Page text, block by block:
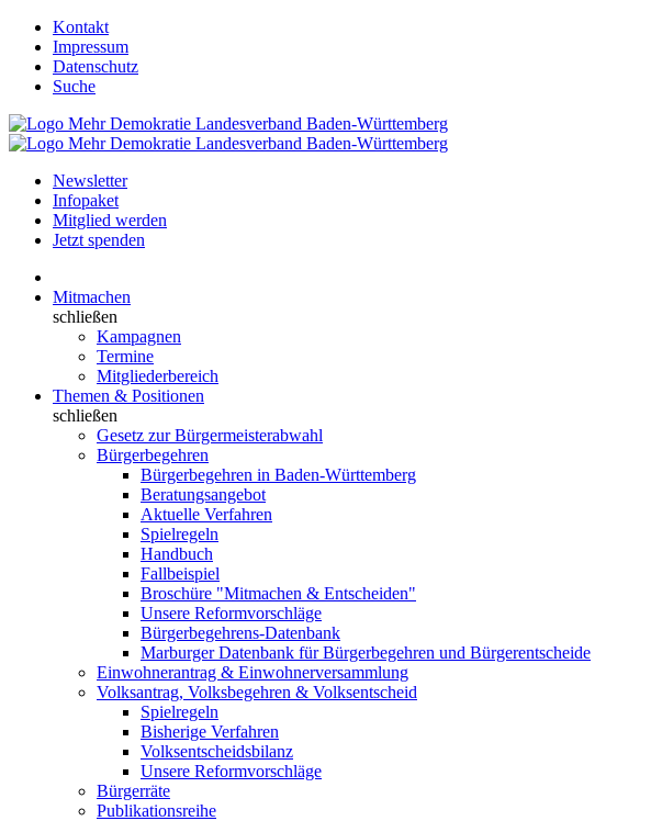
Kontakt
Impressum
Datenschutz
Suche
Newsletter
Infopaket
Mitglied werden
Jetzt spenden
Mitmachen
schließen
Kampagnen
Termine
Mitgliederbereich
Themen & Positionen
schließen
Gesetz zur Bürgermeisterabwahl
Bürgerbegehren
Bürgerbegehren in Baden-Württemberg
Beratungsangebot
Aktuelle Verfahren
Spielregeln
Handbuch
Fallbeispiel
Broschüre "Mitmachen & Entscheiden"
Unsere Reformvorschläge
Bürgerbegehrens-Datenbank
Marburger Datenbank für Bürgerbegehren und Bürgerentscheide
Einwohnerantrag & Einwohnerversammlung
Volksantrag, Volksbegehren & Volksentscheid
Spielregeln
Bisherige Verfahren
Volksentscheidsbilanz
Unsere Reformvorschläge
Bürgerräte
Publikationsreihe